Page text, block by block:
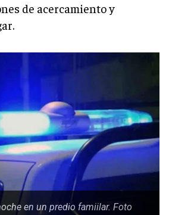
de acercamiento y
en un predio famiilar. Foto